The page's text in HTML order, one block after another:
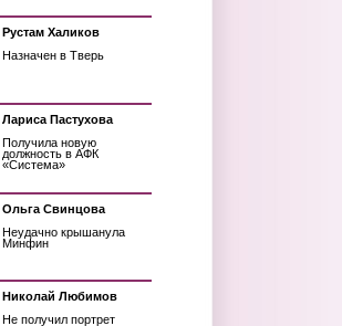
Рустам Халиков
Назначен в Тверь
Лариса Пастухова
Получила новую
должность в АФК
«Система»
Ольга Свинцова
Неудачно крышанула
Минфин
Николай Любимов
Не получил портрет